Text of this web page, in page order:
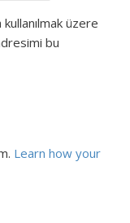
üzere
bu
Learn how your